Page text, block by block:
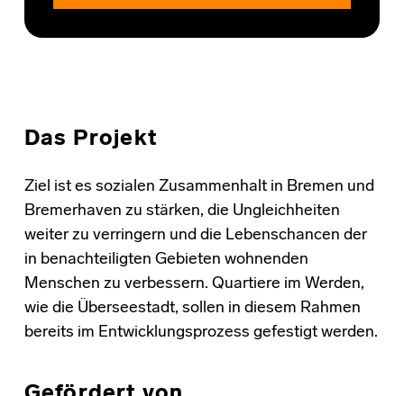
Das Projekt
Ziel ist es sozialen Zusammenhalt in Bremen und
Bremerhaven zu stärken, die Ungleichheiten
weiter zu verringern und die Lebenschancen der
in benachteiligten Gebieten wohnenden
Menschen zu verbessern. Quartiere im Werden,
wie die Überseestadt, sollen in diesem Rahmen
bereits im Entwicklungsprozess gefestigt werden.